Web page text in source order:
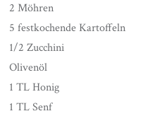
2 Möhren
5 festkochende Kartoffeln
1/2 Zucchini
Olivenöl
1 TL Honig
1 TL Senf